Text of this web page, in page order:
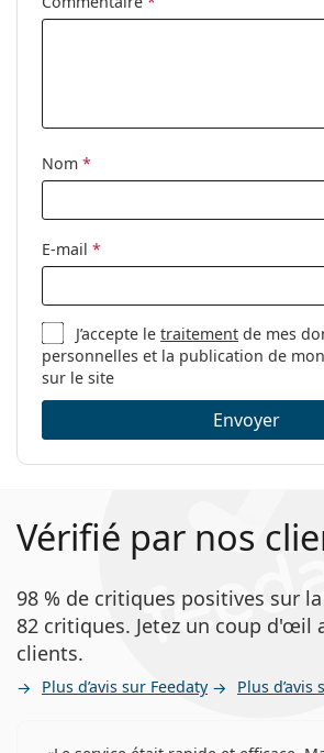
nettoyage:
Autres
Catégorie:
Marque:
Code:
Nom *
E-mail *
J’accepte letraitement de mes
personnelles et la publication de
sur le site
Envoyer
Vérifié par nos
98 % de critiques positives sur
82 critiques. Jetez un coup d'œil
clients.
Plus d’avis sur Feedaty Plus d’avis